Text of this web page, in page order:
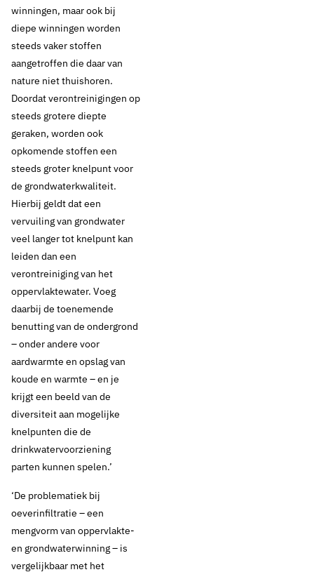
‘Zorgelijk beeld voor
de bronnen voor
27 december 2019 Nieuws
winningen, maar ook bij
diepe winningen worden
steeds vaker stoffen
aangetroffen die daar van
nature niet thuishoren.
Doordat verontreinigingen op
steeds grotere diepte
geraken, worden ook
opkomende stoffen een
steeds groter knelpunt voor
de grondwaterkwaliteit.
Hierbij geldt dat een
vervuiling van grondwater
veel langer tot knelpunt kan
leiden dan een
verontreiniging van het
oppervlaktewater. Voeg
daarbij de toenemende
benutting van de ondergrond
– onder andere voor
aardwarmte en opslag van
koude en warmte – en je
krijgt een beeld van de
diversiteit aan mogelijke
knelpunten die de
drinkwatervoorziening
parten kunnen spelen.’
‘De problematiek bij
oeverinfiltratie – een
mengvorm van oppervlakte-
en grondwaterwinning – is
vergelijkbaar met het